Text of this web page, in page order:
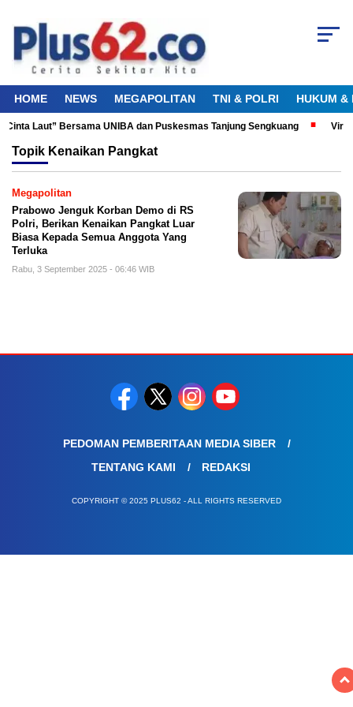
HOME NEWS MEGAPOLITAN TNI & POLRI HUKUM &
Laut” Bersama UNIBA dan Puskesmas Tanjung Sengkuang
Topik Kenaikan Pangkat
Megapolitan
Prabowo Jenguk Korban Demo di RS
Polri, Berikan Kenaikan Pangkat Luar
Biasa Kepada Semua Anggota Yang
Terluka
Rabu, 3 September 2025 - 06:46 WIB
PEDOMAN PEMBERITAAN MEDIA SIBER
TENTANG KAMI
REDAKSI
COPYRIGHT © 2025 PLUS62 - ALL RIGHTS RESERVED